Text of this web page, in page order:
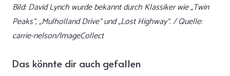
Bild: David Lynch wurde bekannt durch Klassiker wie „Twin
Peaks“, „Mulholland Drive“ und „Lost Highway“. / Quelle:
carrie-nelson/ImageCollect
Das könnte dir auch gefallen